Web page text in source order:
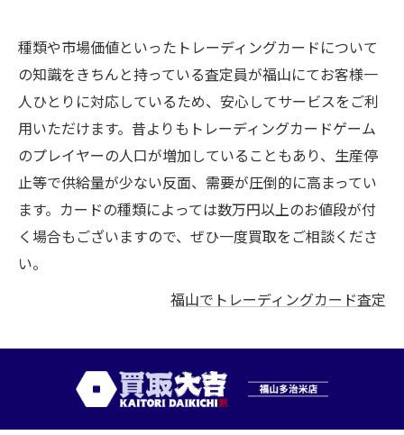
種類や市場価値といったトレーディングカードについて
の知識をきちんと持っている査定員が福山にてお客様一
人ひとりに対応しているため、安心してサービスをご利
用いただけます。昔よりもトレーディングカードゲーム
のプレイヤーの人口が増加していることもあり、生産停
止等で供給量が少ない反面、需要が圧倒的に高まってい
ます。カードの種類によっては数万円以上のお値段が付
く場合もございますので、ぜひ一度買取をご相談くださ
い。
福山でトレーディングカード査定